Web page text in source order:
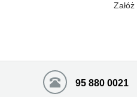
95 880 0021